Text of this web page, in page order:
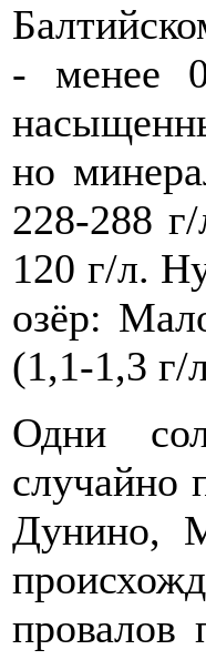
- менее
но
228-288
120 г/л.
озёр:
(1,1-1,3 г/
Одни
случайно
Дунино,
провалов